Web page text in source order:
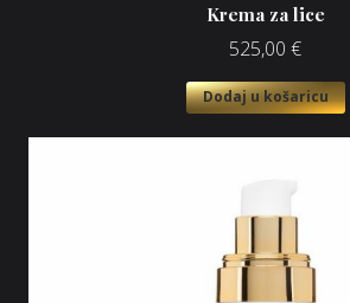
Krema za lice
525,00 €
Dodaj u košaricu